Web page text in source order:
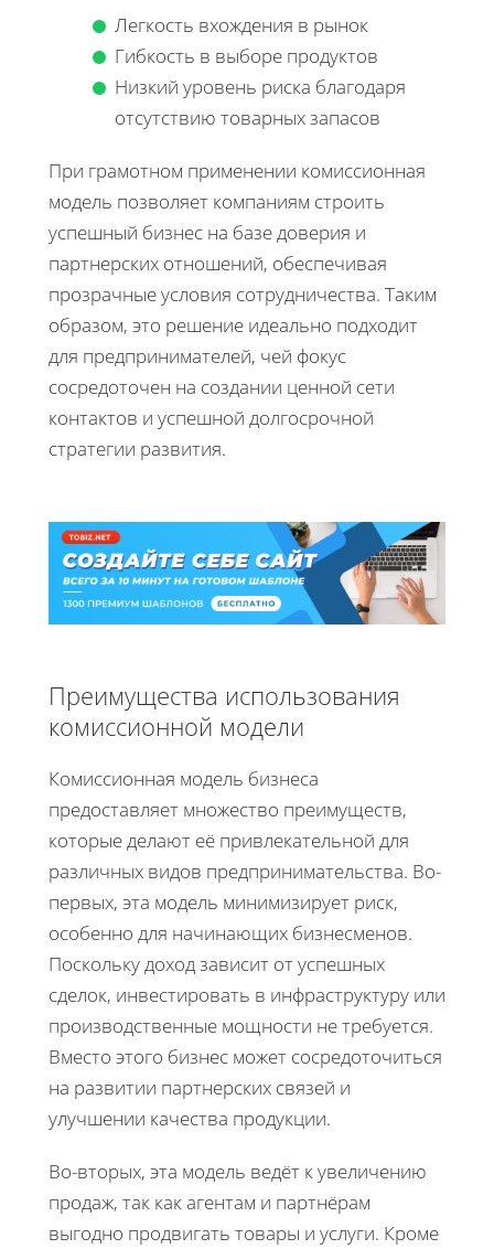
Легкость вхождения в рынок
Гибкость в выборе продуктов
Низкий уровень риска благодаря
отсутствию товарных запасов
При грамотном применении комиссионная
модель позволяет компаниям строить
успешный бизнес на базе доверия и
партнерских отношений, обеспечивая
прозрачные условия сотрудничества. Таким
образом, это решение идеально подходит
для предпринимателей, чей фокус
сосредоточен на создании ценной сети
контактов и успешной долгосрочной
стратегии развития.
Преимущества использования
комиссионной модели
Комиссионная модель бизнеса
предоставляет множество преимуществ,
которые делают её привлекательной для
различных видов предпринимательства. Во-
первых, эта модель минимизирует риск,
особенно для начинающих бизнесменов.
Поскольку доход зависит от успешных
сделок, инвестировать в инфраструктуру или
производственные мощности не требуется.
Вместо этого бизнес может сосредоточиться
на развитии партнерских связей и
улучшении качества продукции.
Во-вторых, эта модель ведёт к увеличению
продаж, так как агентам и партнёрам
выгодно продвигать товары и услуги. Кроме